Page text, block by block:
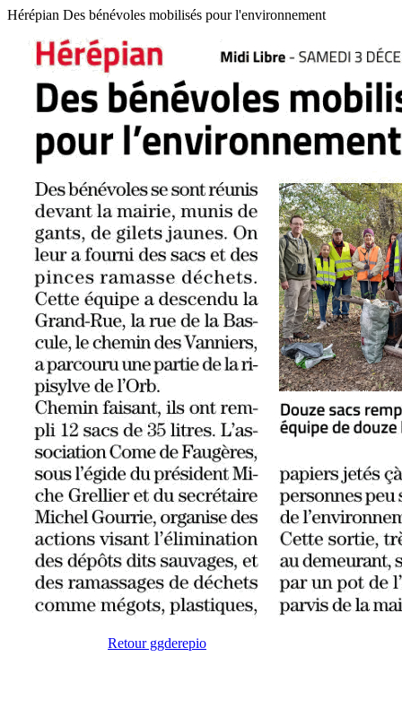
Hérépian Des bénévoles mobilisés pour l'environnement
Retour ggderepio